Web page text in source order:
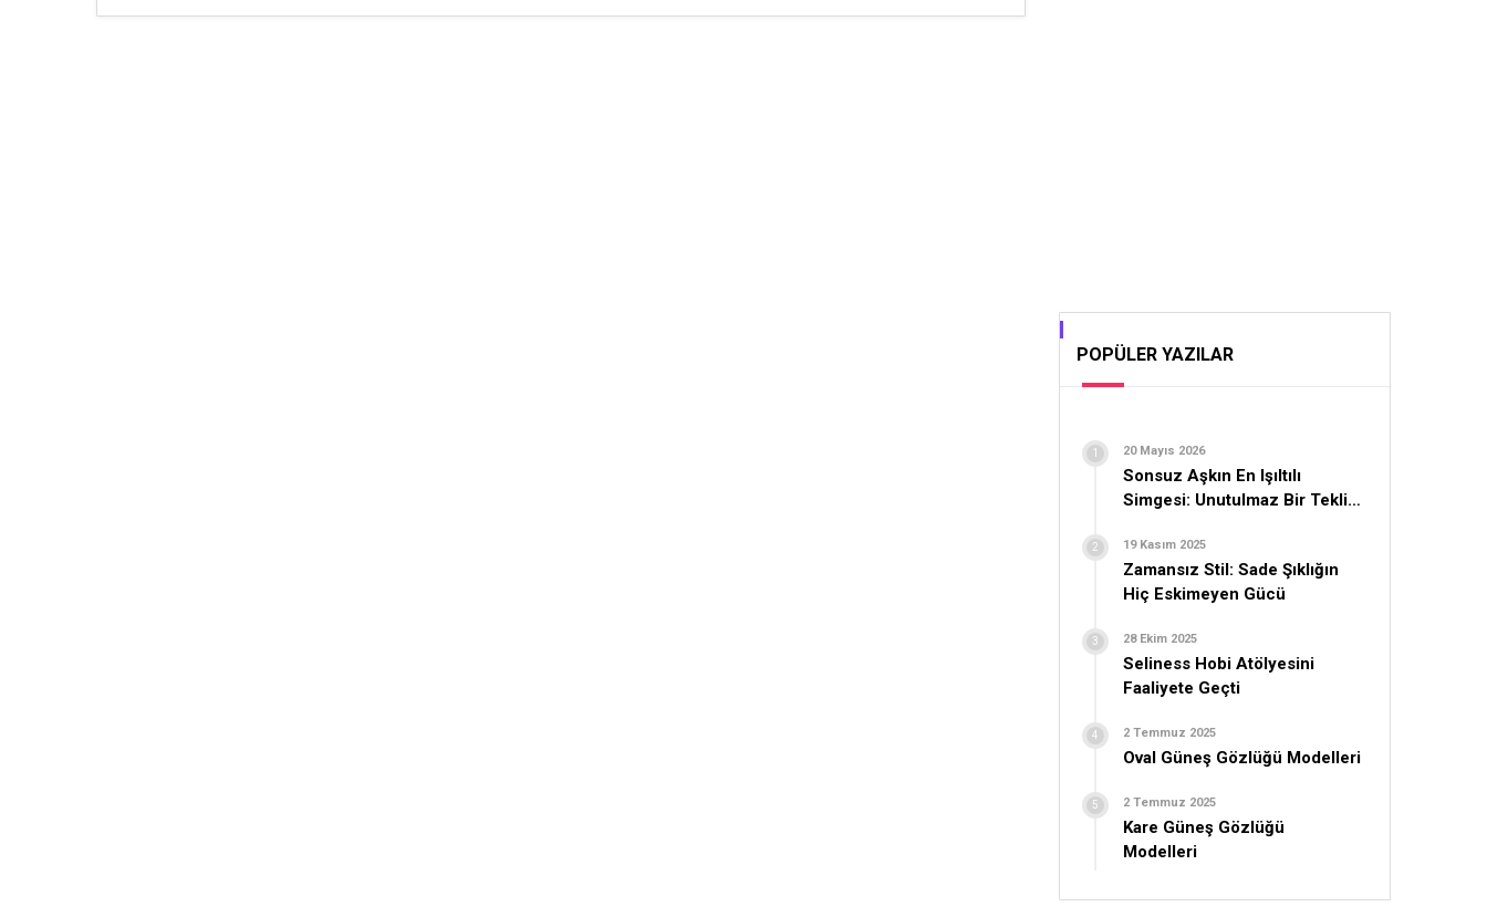
POPÜLER YAZILAR
20 Mayıs 2026
Sonsuz Aşkın En Işıltılı
Simgesi: Unutulmaz Bir Teklif
19 Kasım 2025
Zamansız Stil: Sade Şıklığın
Hiç Eskimeyen Gücü
28 Ekim 2025
Seliness Hobi Atölyesini
Faaliyete Geçti
2 Temmuz 2025
Oval Güneş Gözlüğü Modelleri
2 Temmuz 2025
Kare Güneş Gözlüğü
Modelleri